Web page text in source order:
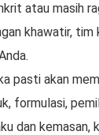
atau masih
khawatir,
pasti akan
formulasi,
dan kemasan,